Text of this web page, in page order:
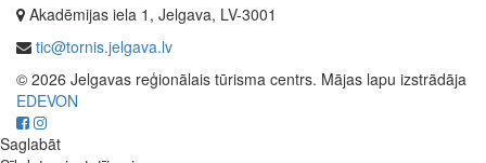
Akadēmijas iela 1, Jelgava, LV-3001
tic@tornis.jelgava.lv
© 2026 Jelgavas reģionālais tūrisma centrs. Mājas lapu izstrādāja
EDEVON
Saglabāt